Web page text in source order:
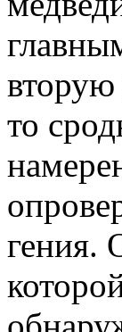
то
гения.